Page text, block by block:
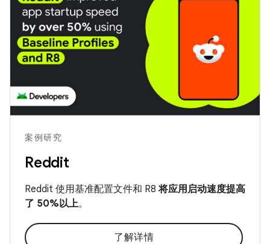
案例研究
Reddit
Reddit 使用基准配置文件和 R8将应用启动速度提高
了 50%以上。
了解详情